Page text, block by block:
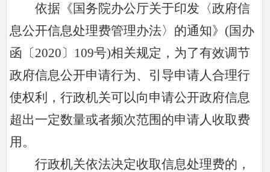
依据《国务院办公厅关于印发〈政府信
息公开信息处理费管理办法〉的通知》(国办
函〔2020〕109号)相关规定，为了有效调节
政府信息公开申请行为、引导申请人合理行
使权利，行政机关可以向申请公开政府信息
超出一定数量或者频次范围的申请人收取费
用。
行政机关依法决定收取信息处理费的，